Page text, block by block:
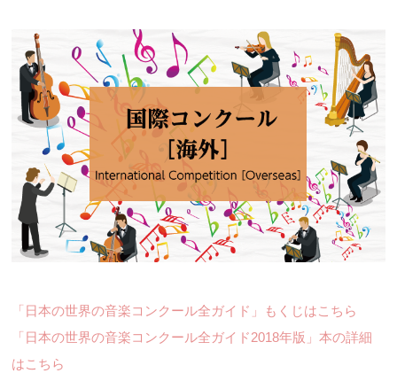
「日本の世界の音楽コンクール全ガイド」もくじはこちら
「日本の世界の音楽コンクール全ガイド2018年版」本の詳細
はこちら